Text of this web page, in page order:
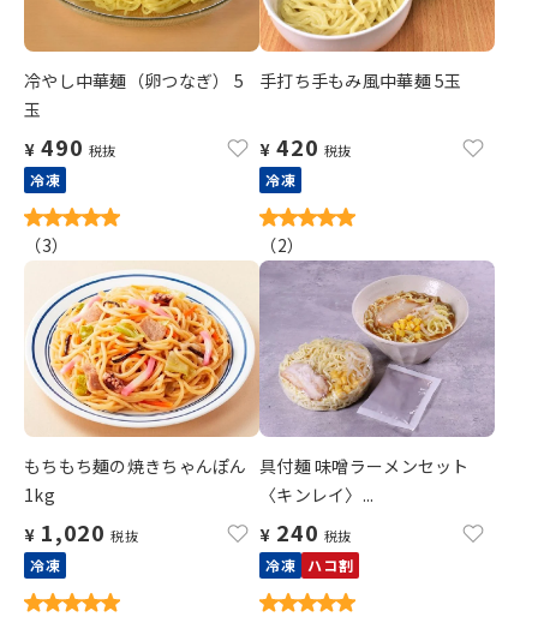
冷やし中華麺（卵つなぎ） 5
玉
¥ 490 税抜
冷凍
（3）
手打ち手もみ風中華麺 5玉
¥ 420 税抜
冷凍
（2）
もちもち麺の焼きちゃんぽん
1kg
¥ 1,020 税抜
冷凍
具付麺 味噌ラーメンセット
〈キンレイ〉...
¥ 240 税抜
冷凍 ハコ割